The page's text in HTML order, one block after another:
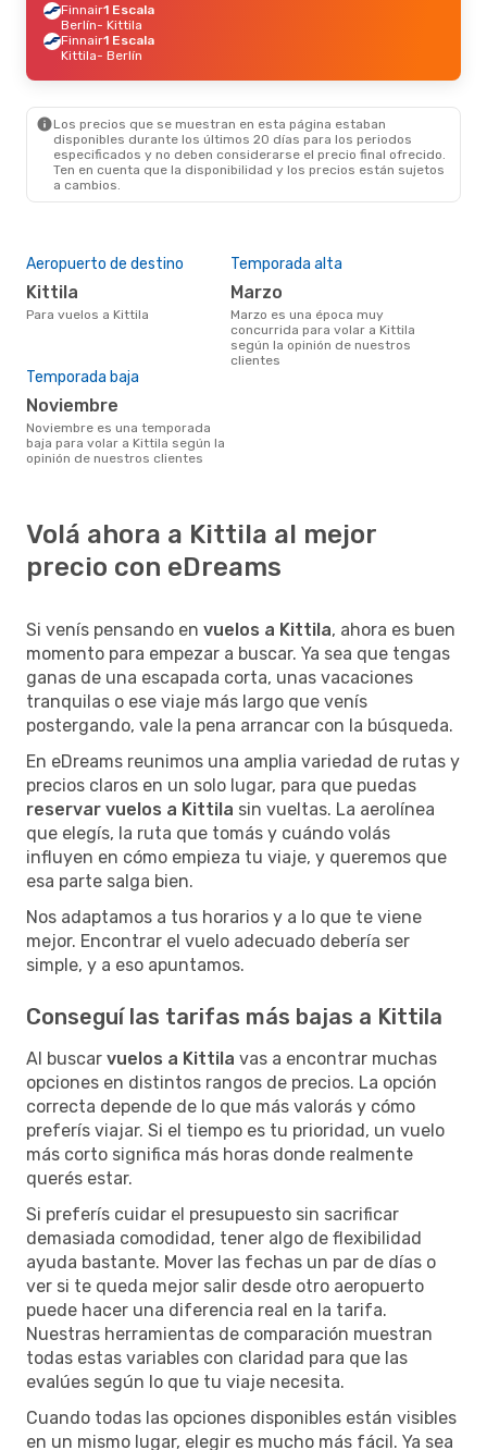
Finnair1 Escala
Berlín- Kittila
Finnair1 Escala
Kittila- Berlín
Los precios que se muestran en esta página estaban
disponibles durante los últimos 20 días para los periodos
especificados y no deben considerarse el precio final ofrecido.
Ten en cuenta que la disponibilidad y los precios están sujetos
a cambios.
Aeropuerto de destino
Kittila
Para vuelos a Kittila
Temporada alta
marzo
marzo es una época muy
concurrida para volar a Kittila
según la opinión de nuestros
clientes
Temporada baja
noviembre
noviembre es una temporada
baja para volar a Kittila según la
opinión de nuestros clientes
Volá ahora a Kittila al mejor
precio con eDreams
Si venís pensando en vuelos a Kittila, ahora es buen
momento para empezar a buscar. Ya sea que tengas
ganas de una escapada corta, unas vacaciones
tranquilas o ese viaje más largo que venís
postergando, vale la pena arrancar con la búsqueda.
En eDreams reunimos una amplia variedad de rutas y
precios claros en un solo lugar, para que puedas
reservar vuelos a Kittila sin vueltas. La aerolínea
que elegís, la ruta que tomás y cuándo volás
influyen en cómo empieza tu viaje, y queremos que
esa parte salga bien.
Nos adaptamos a tus horarios y a lo que te viene
mejor. Encontrar el vuelo adecuado debería ser
simple, y a eso apuntamos.
Conseguí las tarifas más bajas a Kittila
Al buscar vuelos a Kittila vas a encontrar muchas
opciones en distintos rangos de precios. La opción
correcta depende de lo que más valorás y cómo
preferís viajar. Si el tiempo es tu prioridad, un vuelo
más corto significa más horas donde realmente
querés estar.
Si preferís cuidar el presupuesto sin sacrificar
demasiada comodidad, tener algo de flexibilidad
ayuda bastante. Mover las fechas un par de días o
ver si te queda mejor salir desde otro aeropuerto
puede hacer una diferencia real en la tarifa.
Nuestras herramientas de comparación muestran
todas estas variables con claridad para que las
evalúes según lo que tu viaje necesita.
Cuando todas las opciones disponibles están visibles
en un mismo lugar, elegir es mucho más fácil. Ya sea